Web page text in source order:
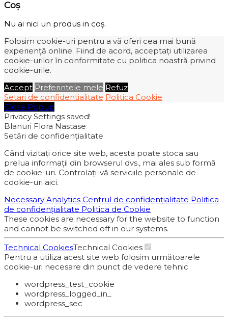
Coș
Nu ai nici un produs in coș.
Folosim cookie-uri pentru a vă oferi cea mai bună
experiență online. Fiind de acord, acceptați utilizarea
cookie-urilor în conformitate cu politica noastră privind
cookie-urile.
Accept Preferintele mele Refuz
Setari de confidentialitate Politica Cookie
Close Popup
Privacy Settings saved!
Blanuri Flora Nastase
Setări de confidențialitate
Când vizitați orice site web, acesta poate stoca sau
prelua informații din browserul dvs., mai ales sub formă
de cookie-uri. Controlați-vă serviciile personale de
cookie-uri aici.
Necessary Analytics Centrul de confidențialitate Politica
de confidențialitate Politica de Cookie
These cookies are necessary for the website to function
and cannot be switched off in our systems.
Technical CookiesTechnical Cookies
Pentru a utiliza acest site web folosim următoarele
cookie-uri necesare din punct de vedere tehnic
wordpress_test_cookie
wordpress_logged_in_
wordpress_sec